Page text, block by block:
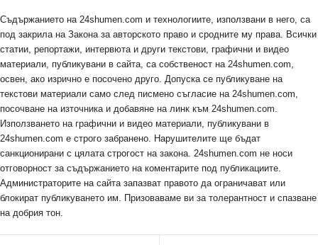
Съдържанието на 24shumen.com и технологиите, използвани в него, са
под закрила на Закона за авторското право и сродните му права. Всички
статии, репортажи, интервюта и други текстови, графични и видео
материали, публикувани в сайта, са собственост на 24shumen.com,
освен, ако изрично е посочено друго. Допуска се публикуване на
текстови материали само след писмено съгласие на 24shumen.com,
посочване на източника и добавяне на линк към 24shumen.com.
Използването на графични и видео материали, публикувани в
24shumen.com е строго забранено. Нарушителите ще бъдат
санкционирани с цялата строгост на закона. 24shumen.com не носи
отговорност за съдържанието на коментарите под публикациите.
Администраторите на сайта запазват правото да ограничават или
блокират публикуването им. Призоваваме ви за толерантност и спазване
на добрия тон.